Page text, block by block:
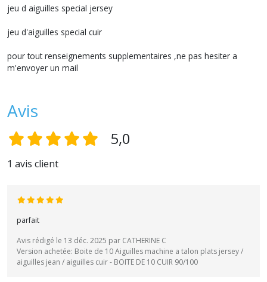
jeu d aiguilles special jersey
jeu d'aiguilles special cuir
pour tout renseignements supplementaires ,ne pas hesiter a
m'envoyer un mail
Avis
5,0
1 avis client
parfait
Avis rédigé le 13 déc. 2025 par CATHERINE C
Version achetée: Boite de 10 Aiguilles machine a talon plats jersey /
aiguilles jean / aiguilles cuir - BOITE DE 10 CUIR 90/100